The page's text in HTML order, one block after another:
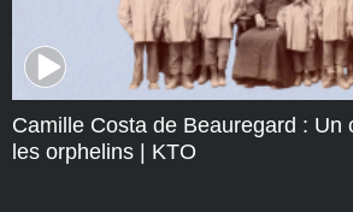
Camille Costa de Beauregard :
les orphelins | KTO